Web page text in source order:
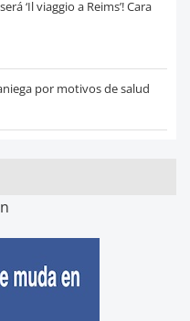
‘Il viaggio a Reims’! Cara
por motivos de salud